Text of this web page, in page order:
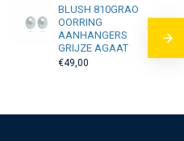
BLUSH 810GRAO
OORRING
AANHANGERS
GRIJZE AGAAT
€49,00